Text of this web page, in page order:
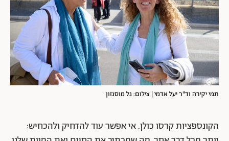
תמי יקירה וד"ר יעל אדמי | צילום: גל מוסנזון
הקונספציות קרסו כולן. אי אפשר עוד להדחיק ולהכחיש: